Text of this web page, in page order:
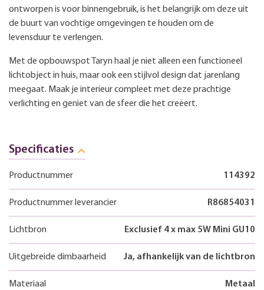
ontworpen is voor binnengebruik, is het belangrijk om deze uit
de buurt van vochtige omgevingen te houden om de
levensduur te verlengen.
Met de opbouwspot Taryn haal je niet alleen een functioneel
lichtobject in huis, maar ook een stijlvol design dat jarenlang
meegaat. Maak je interieur compleet met deze prachtige
verlichting en geniet van de sfeer die het creëert.
Specificaties
Productnummer 114392
Productnummer leverancier R86854031
Lichtbron Exclusief 4 x max 5W Mini GU10
Uitgebreide dimbaarheid Ja, afhankelijk van de lichtbron
Materiaal Metaal